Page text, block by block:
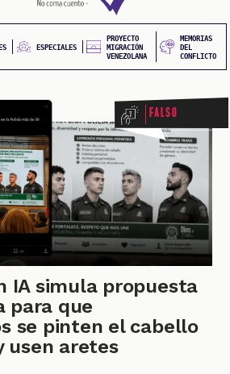
ESPECIALES
PROYECTO
MIGRACIÓN
VENEZOLANA
MEMORIAS
DEL
CONFLICTO
Falso
IA simula propuesta
para que
se pinten el cabello
usen aretes